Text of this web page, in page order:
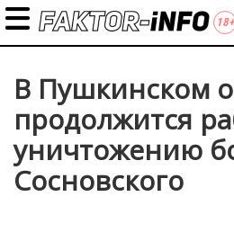
В Пушкинском
продолжится
уничтожению
Сосновского